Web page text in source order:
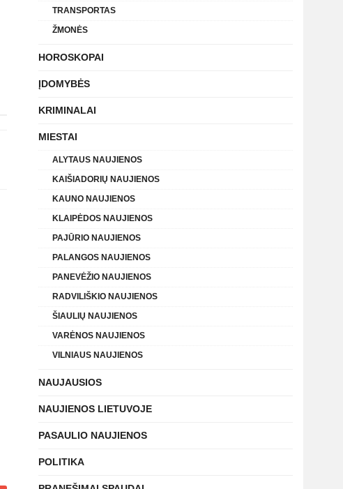
TRANSPORTAS
ŽMONĖS
HOROSKOPAI
ĮDOMYBĖS
KRIMINALAI
MIESTAI
ALYTAUS NAUJIENOS
KAIŠIADORIŲ NAUJIENOS
KAUNO NAUJIENOS
KLAIPĖDOS NAUJIENOS
PAJŪRIO NAUJIENOS
PALANGOS NAUJIENOS
PANEVĖŽIO NAUJIENOS
RADVILIŠKIO NAUJIENOS
ŠIAULIŲ NAUJIENOS
VARĖNOS NAUJIENOS
VILNIAUS NAUJIENOS
NAUJAUSIOS
NAUJIENOS LIETUVOJE
PASAULIO NAUJIENOS
POLITIKA